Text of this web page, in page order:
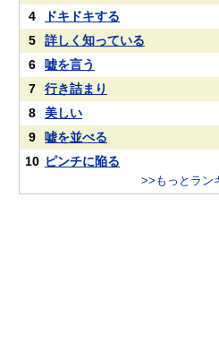
4
ドキドキする
5
詳しく知っている
6
嘘を言う
7
行き詰まり
8
美しい
9
嘘を並べる
10 ピンチに陥る
>>もっとラン